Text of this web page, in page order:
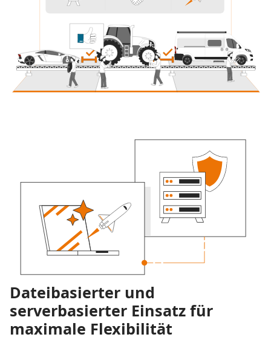
Dateibasierter und
serverbasierter Einsatz für
maximale Flexibilität